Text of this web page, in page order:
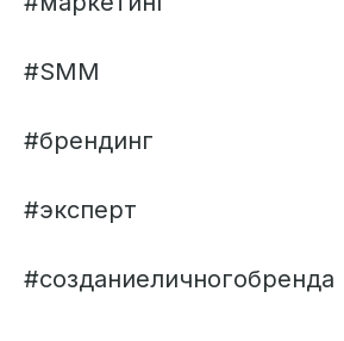
#SMM
#брендинг
#эксперт
#созданиеличногобренда